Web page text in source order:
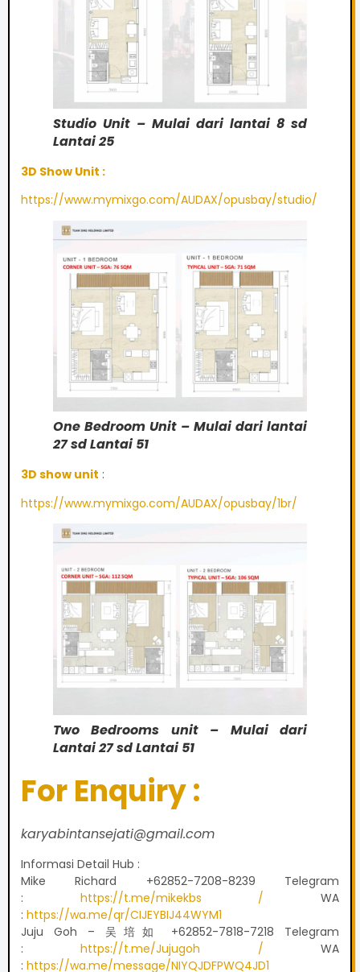
Studio Unit – Mulai dari lantai 8 sd
Lantai 25
3D Show Unit :
https://www.mymixgo.com/AUDAX/opusbay/studio/
One Bedroom Unit – Mulai dari lantai
27 sd Lantai 51
3D show unit :
https://www.mymixgo.com/AUDAX/opusbay/1br/
Two Bedrooms unit – Mulai dari
Lantai 27 sd Lantai 51
For Enquiry :
karyabintansejati@gmail.com
Informasi Detail Hub :
Mike Richard +62852-7208-8239 Telegram
: https://t.me/mikekbs / WA
: https://wa.me/qr/CIJEYBIJ44WYM1
Juju Goh – 吴培如 +62852-7818-7218 Telegram
:https://t.me/Jujugoh / WA
: https://wa.me/message/NIYQJDFPWQ4JD1